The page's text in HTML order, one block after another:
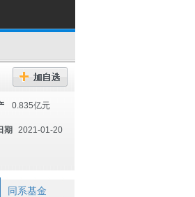
0.835亿元
期 2021-01-20
同系基金